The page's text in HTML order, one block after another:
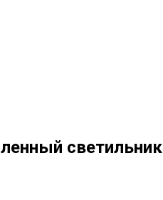
светильник